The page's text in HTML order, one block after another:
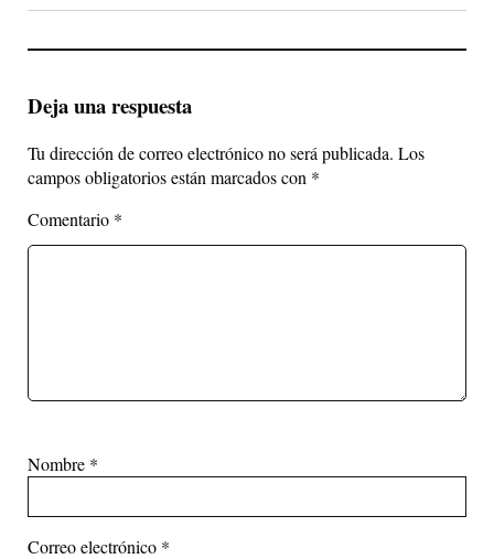
Deja una respuesta
Tu dirección de correo electrónico no será publicada. Los
campos obligatorios están marcados con *
Comentario *
Nombre *
Correo electrónico *